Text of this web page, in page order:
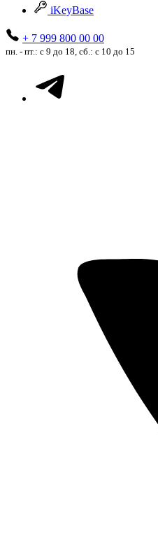
iKeyBase
+ 7 999 800 00 00
пн. - пт.: с 9 до 18, сб.: с 10 до 15